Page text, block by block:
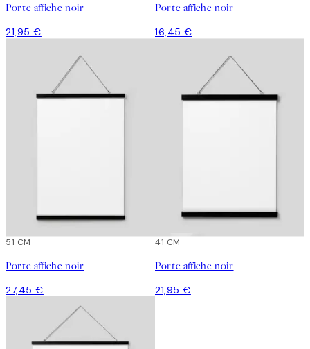
Porte affiche noir
21,95 €
Porte affiche noir
16,45 €
51 CM
Porte affiche noir
27,45 €
41 CM
Porte affiche noir
21,95 €